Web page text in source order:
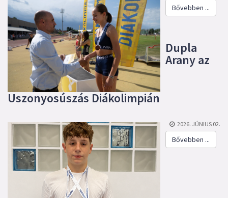
Bővebben ...
Dupla
Arany az
Uszonyosúszás Diákolimpián
2026. JÚNIUS 02.
Bővebben ...